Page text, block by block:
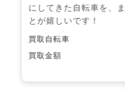
にしてきた自転車を、
とが嬉しいです！
買取自転車
買取金額